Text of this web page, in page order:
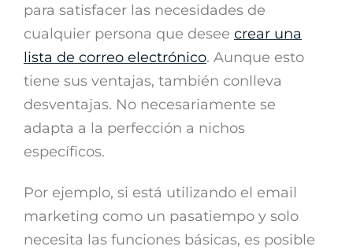
para satisfacer las necesidades de
cualquier persona que desee crear una
lista de correo electrónico. Aunque esto
tiene sus ventajas, también conlleva
desventajas. No necesariamente se
adapta a la perfección a nichos
específicos.
Por ejemplo, si está utilizando el email
marketing como un pasatiempo y solo
necesita las funciones básicas, es posible